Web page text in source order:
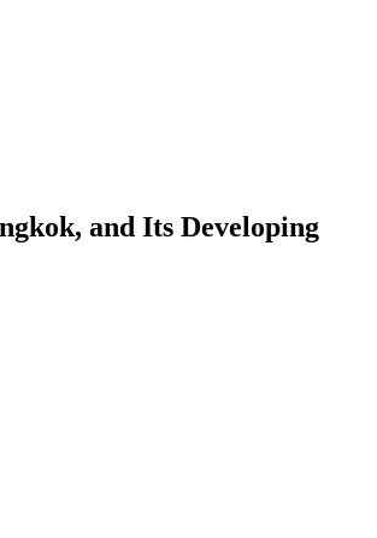
and Its Developing